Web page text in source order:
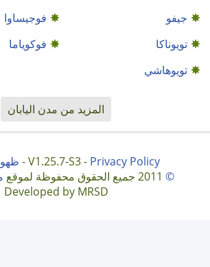
جيفو
فوجيساوا
تويوناكا
فوکویاما
تويوهاشي
المزيد من مدن اليابان
V1.25.7-S3 - Privacy Policy
-
©
Developed by MRSD